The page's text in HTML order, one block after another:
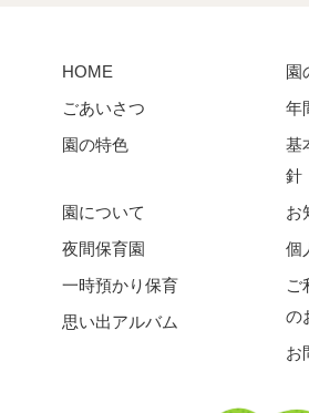
HOME
ごあいさつ
園の特色
園
年
基
針
園について
夜間保育園
一時預かり保育
思い出アルバム
お
個
ご
の
お